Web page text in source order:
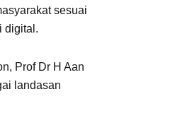
sesuai
digital.
Prof Dr H Aan
landasan